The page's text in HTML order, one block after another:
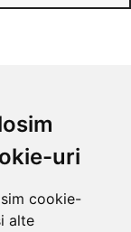
uri
cookie-
alte